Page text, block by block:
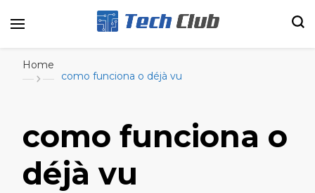
Home
como funciona o déjà vu
como funciona o
déjà vu